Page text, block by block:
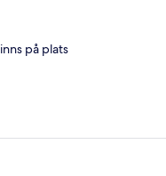
på plats